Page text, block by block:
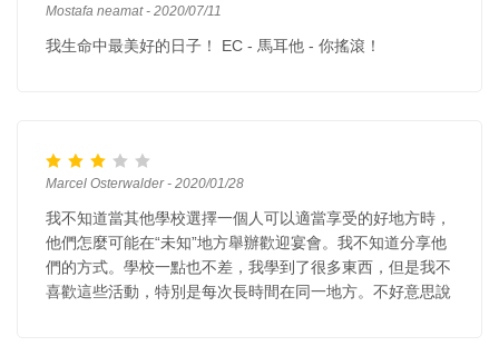
Mostafa neamat - 2020/07/11
我生命中最美好的日子！ EC - 馬耳他 - 你搖滾！
Marcel Osterwalder - 2020/01/28
我不知道當其他學校選擇一個人可以適當享受的好地方時，
他們怎麼可能在“未知”地方舉辦歡迎宴會。我不知道分享他
們的方式。學校一點也不差，我學到了很多東西，但是我不
喜歡這些活動，特別是每次長時間在同一地方。不好意思說